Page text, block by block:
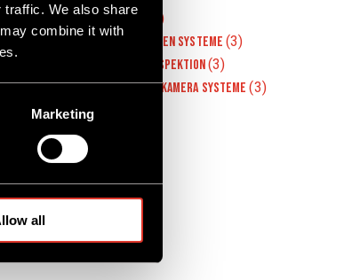
traffic. We also share
combine it with
Marketing
all
All
(12)
Fahrwagen systeme(3)
Kanalinspektion(3)
Schiebekamera systeme(3)